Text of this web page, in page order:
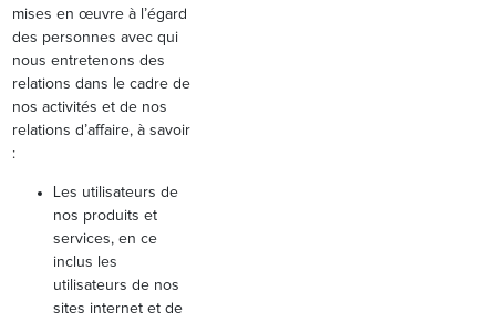
mises en œuvre à l’égard
des personnes avec qui
nous entretenons des
relations dans le cadre de
nos activités et de nos
relations d’affaire, à savoir
:
Les utilisateurs de
nos produits et
services, en ce
inclus les
utilisateurs de nos
sites internet et de